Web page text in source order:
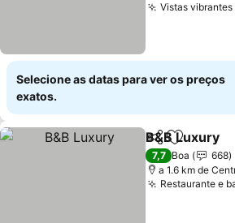
Vistas
Selecione as datas para ver os preços
exatos.
PartilharAdicionar
B&B Luxury
7,7 Boa
668
a 1.6 km de
Restaurante e